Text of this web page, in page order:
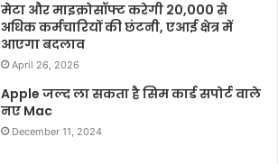
मेटा और माइक्रोसॉफ्ट करेगी 20,000 से
अधिक कर्मचारियों की छंटनी, एआई क्षेत्र में
आएगा बदलाव
April 26, 2026
Apple जल्द ला सकता है सिम कार्ड सपोर्ट वाले
नए Mac
December 11, 2024